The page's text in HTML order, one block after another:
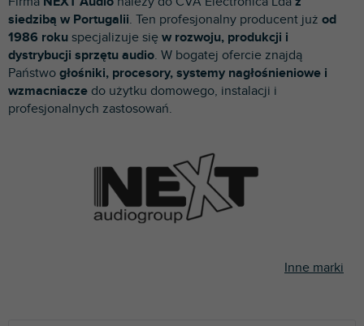
siedzibą w Portugalii. Ten profesjonalny producent już od
1986 roku specjalizuje się w rozwoju, produkcji i
dystrybucji sprzętu audio. W bogatej ofercie znajdą
Państwo głośniki, procesory, systemy nagłośnieniowe i
wzmacniacze do użytku domowego, instalacji i
profesjonalnych zastosowań.
Inne marki
p
r
o
d
u
k
t